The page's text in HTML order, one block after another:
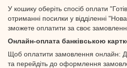
У кошику оберіть спосіб оплати
отриманні посилки у відділенні
зможете оплатити за своє
Онлайн-оплата банківською
Щоб оплатити замовлення онлайн:
та перейдіть до оформлення